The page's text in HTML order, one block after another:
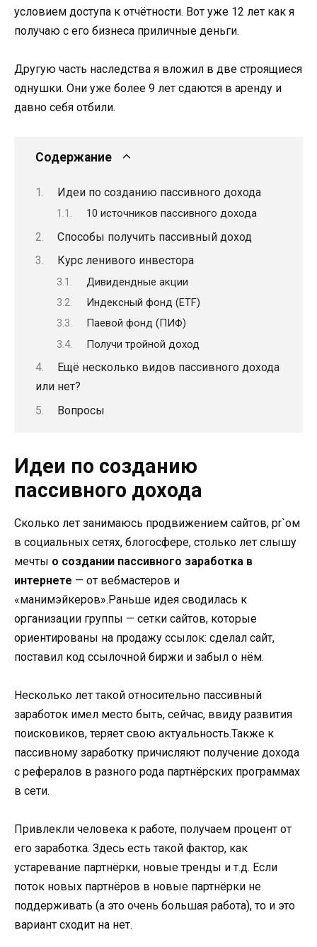
условием доступа к отчётности. Вот уже 12 лет как я
получаю с его бизнеса приличные деньги.
Другую часть наследства я вложил в две строящиеся
однушки. Они уже более 9 лет сдаются в аренду и
давно себя отбили.
Содержание
Идеи по созданию пассивного дохода
10 источников пассивного дохода
Способы получить пассивный доход
Курс ленивого инвестора
Дивидендные акции
Индексный фонд (ETF)
Паевой фонд (ПИФ)
Получи тройной доход
Ещё несколько видов пассивного дохода
или нет?
Вопросы
Идеи по созданию
пассивного дохода
Сколько лет занимаюсь продвижением сайтов, pr`ом
в социальных сетях, блогосфере, столько лет слышу
мечты о создании пассивного заработка в
интернете — от вебмастеров и
«манимэйкеров».Раньше идея сводилась к
организации группы — сетки сайтов, которые
ориентированы на продажу ссылок: сделал сайт,
поставил код ссылочной биржи и забыл о нём.
Несколько лет такой относительно пассивный
заработок имел место быть, сейчас, ввиду развития
поисковиков, теряет свою актуальность.Также к
пассивному заработку причисляют получение дохода
с рефералов в разного рода партнёрских программах
в сети.
Привлекли человека к работе, получаем процент от
его заработка. Здесь есть такой фактор, как
устаревание партнёрки, новые тренды и т.д. Если
поток новых партнёров в новые партнёрки не
поддерживать (а это очень большая работа), то и это
вариант сходит на нет.